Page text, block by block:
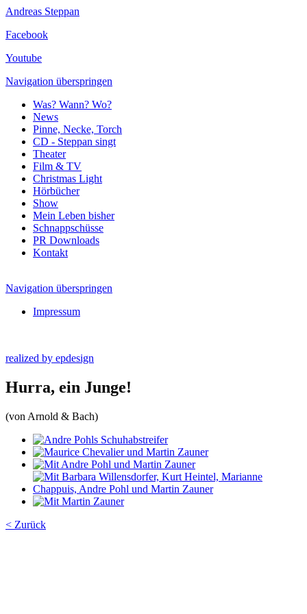
Andreas Steppan
Facebook
Youtube
Navigation überspringen
Was? Wann? Wo?
News
Pinne, Necke, Torch
CD - Steppan singt
Theater
Film & TV
Christmas Light
Hörbücher
Show
Mein Leben bisher
Schnappschüsse
PR Downloads
Kontakt
Navigation überspringen
Impressum
realized by epdesign
Hurra, ein Junge!
(von Arnold & Bach)
< Zurück